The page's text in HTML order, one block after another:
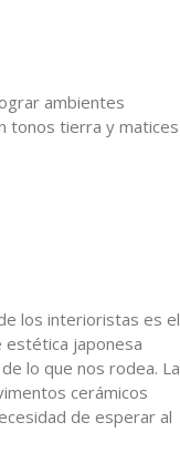
ambientes
tonos tierra y matices
los interioristas es el
estética japonesa
lo que nos rodea. La
cerámicos
de esperar al